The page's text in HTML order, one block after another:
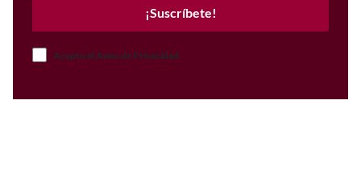
¡Suscríbete!
Acepto el Aviso de Privacidad